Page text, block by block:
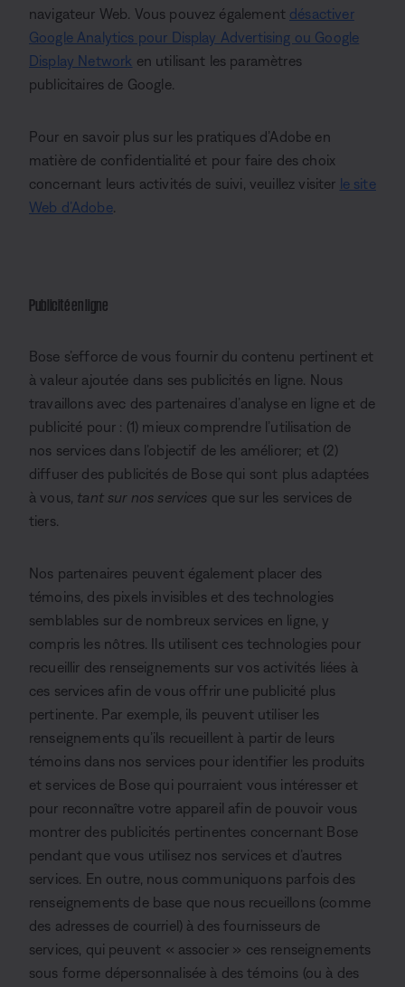
navigateur Web. Vous pouvez également désactiver
Google Analytics pour Display Advertising ou Google
Display Network en utilisant les paramètres
publicitaires de Google.
Pour en savoir plus sur les pratiques d’Adobe en
matière de confidentialité et pour faire des choix
concernant leurs activités de suivi, veuillez visiter le site
Web d’Adobe.
Publicité en ligne
Bose s’efforce de vous fournir du contenu pertinent et
à valeur ajoutée dans ses publicités en ligne. Nous
travaillons avec des partenaires d’analyse en ligne et de
publicité pour : (1) mieux comprendre l’utilisation de
nos services dans l’objectif de les améliorer; et (2)
diffuser des publicités de Bose qui sont plus adaptées
à vous, tant sur nos services que sur les services de
tiers.
Nos partenaires peuvent également placer des
témoins, des pixels invisibles et des technologies
semblables sur de nombreux services en ligne, y
compris les nôtres. Ils utilisent ces technologies pour
recueillir des renseignements sur vos activités liées à
ces services afin de vous offrir une publicité plus
pertinente. Par exemple, ils peuvent utiliser les
renseignements qu’ils recueillent à partir de leurs
témoins dans nos services pour identifier les produits
et services de Bose qui pourraient vous intéresser et
pour reconnaître votre appareil afin de pouvoir vous
montrer des publicités pertinentes concernant Bose
pendant que vous utilisez nos services et d’autres
services. En outre, nous communiquons parfois des
renseignements de base que nous recueillons (comme
des adresses de courriel) à des fournisseurs de
services, qui peuvent « associer » ces renseignements
sous forme dépersonnalisée à des témoins (ou à des